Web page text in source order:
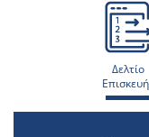
Δελτίο